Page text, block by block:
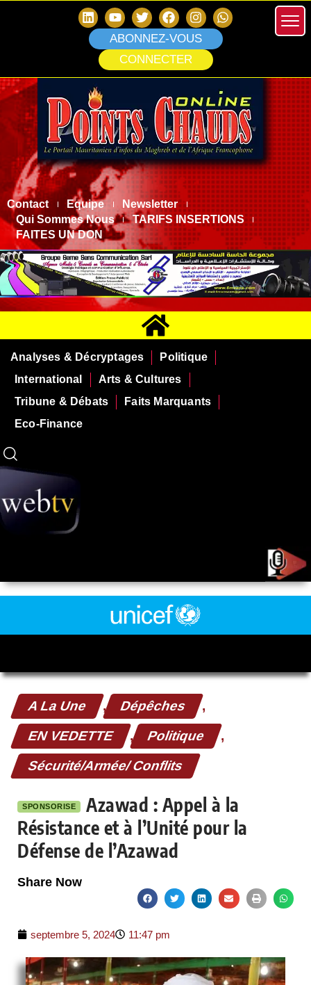
ABONNEZ-VOUS
CONNECTER
Contact Equipe
Newsletter
Qui Sommes Nous
TARIFS INSERTIONS
FAITES UN DON
Analyses & Décryptages
Politique
International
Arts & Cultures
Tribune & Débats
Faits Marquants
Eco-Finance
A La Une , Dépêches ,
EN VEDETTE , Politique ,
Sécurité/Armée/ Conflits
SPONSORISE
Azawad : Appel à la
Résistance et à l’Unité pour la
Défense de l’Azawad
Share Now
septembre 5, 2024 11:47 pm